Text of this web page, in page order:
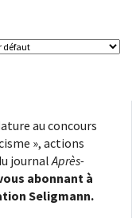
au concours
», actions
journalAprès-
abonnant à
Seligmann.